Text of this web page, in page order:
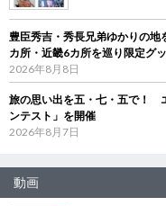
豊臣秀吉・秀長兄弟ゆかりの
カ所・近畿6カ所を巡り限定グ
2026年8月8日
旅の思い出を五・七・五で！
ンテスト」を開催
2026年8月7日
動画